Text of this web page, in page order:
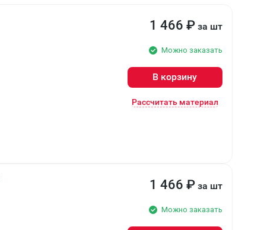
1 466 ₽ за шт
Можно заказать
В корзину
Рассчитать материал
1 466 ₽ за шт
Можно заказать